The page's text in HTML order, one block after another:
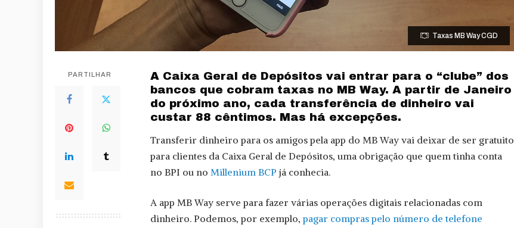
Taxas MB Way CGD
PARTILHAR
A Caixa Geral de Depósitos vai entrar para o “clube” dos
bancos que cobram taxas no MB Way. A partir de Janeiro
do próximo ano, cada transferência de dinheiro vai
custar 88 cêntimos. Mas há excepções.
Transferir dinheiro para os amigos pela app do MB Way vai deixar de ser gratuito
para clientes da Caixa Geral de Depósitos, uma obrigação que quem tinha conta
no BPI ou no Millenium BCP já conhecia.
A app MB Way serve para fazer várias operações digitais relacionadas com
dinheiro. Podemos, por exemplo,pagar compras pelo número de telefone